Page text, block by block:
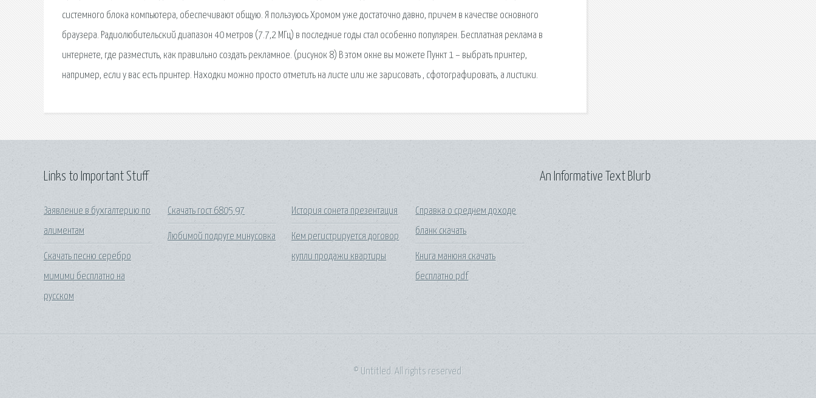
системного блока компьютера, обеспечивают общую. Я пользуюсь Хромом уже достаточно давно, причем в качестве основного
браузера. Радиолюбительский диапазон 40 метров (7.7,2 МГц) в последние годы стал особенно популярен. Бесплатная реклама в
интернете, где разместить, как правильно создать рекламное. (рисунок 8) В этом окне вы можете Пункт 1 – выбрать принтер,
например, если у вас есть принтер. Находки можно просто отметить на листе или же зарисовать , сфотографировать, а листики.
Links to Important Stuff
Заявление в бухгалтерию по
алиментам
Скачать песню серебро
мимими бесплатно на
русском
Скачать гост 6805 97
Любимой подруге минусовка
История сонета презентация
Кем регистрируется договор
купли продажи квартиры
Справка о среднем доходе
бланк скачать
Книга манюня скачать
бесплатно pdf
An Informative Text Blurb
© Untitled. All rights reserved.